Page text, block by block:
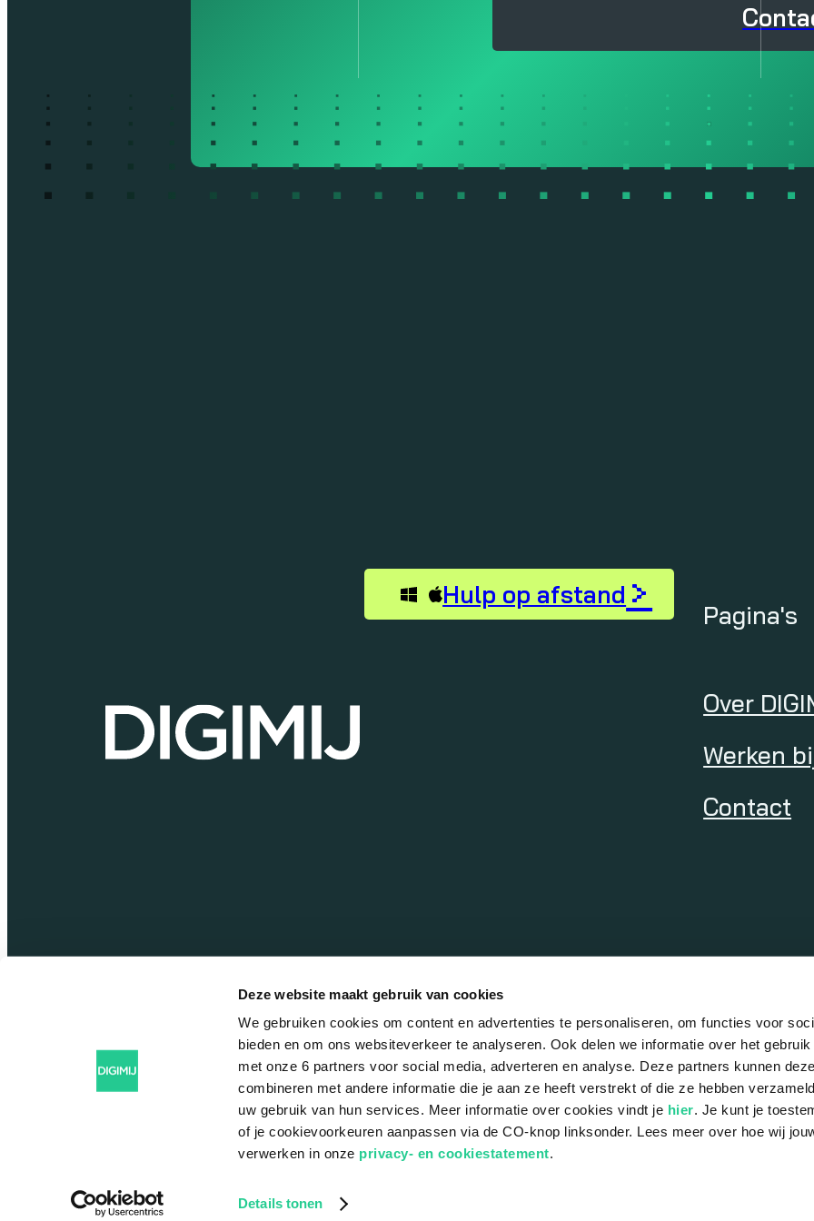
Deze website maakt gebruik van cookies
We gebruiken cookies om content en advertenties te personaliseren, om functies voor
bieden en om ons websiteverkeer te analyseren. Ook delen we informatie over het
met onze 6 partners voor social media, adverteren en analyse. Deze partners kunnen
combineren met andere informatie die je aan ze heeft verstrekt of die ze hebben
uw gebruik van hun services. Meer informatie over cookies vindt je hier. Je kunt je
of je cookievoorkeuren aanpassen via de CO-knop linksonder. Lees meer over hoe wij
verwerken in onze privacy- en cookiestatement.
Details tonen
Hulp op afstand>
Pagina's
Over
Werken
Contact
© Copyright 2025 DIGIMIJ